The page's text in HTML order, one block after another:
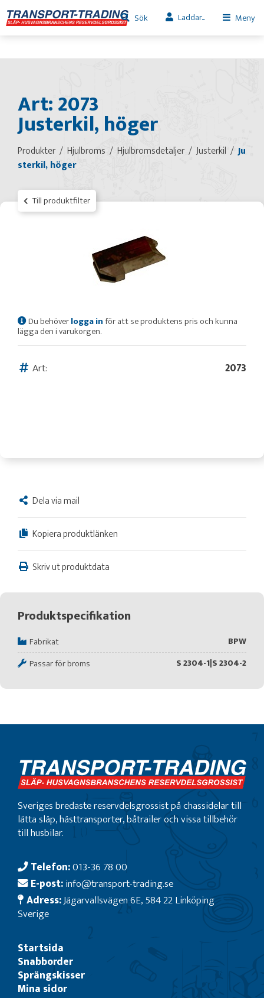
Sök Laddar... Meny
Art: 2073
Justerkil, höger
Produkter Hjulbroms Hjulbromsdetaljer Justerkil
Ju
sterkil, höger
Till produktfilter
Du behöverlogga inför att se produktens pris och kunna
lägga den i varukorgen.
Art: 2073
Dela via mail
Kopiera produktlänken
Skriv ut produktdata
Produktspecifikation
Fabrikat
BPW
Passar för broms
S 2304-1|S 2304-2
Sveriges bredaste reservdelsgrossist på chassidelar till
lätta släp, hästtransporter, båtrailer och vissa tillbehör
till husbilar.
Telefon:013-36 78 00
E-post:info@transport-trading.se
Adress:Jägarvallsvägen 6E, 584 22 Linköping
Sverige
Startsida
Snabborder
Sprängskisser
Mina sidor